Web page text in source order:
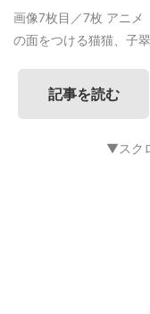
画像7枚目／7枚 アニメ
の面をつける猫猫、子翠
記事を読む
▼スク